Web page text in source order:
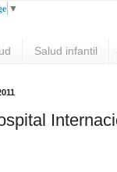
▼
Salud infantil